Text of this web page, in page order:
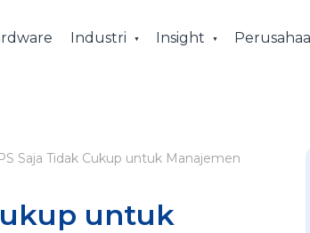
Industri Insight
Saja Tidak Cukup untuk Manajemen
untuk